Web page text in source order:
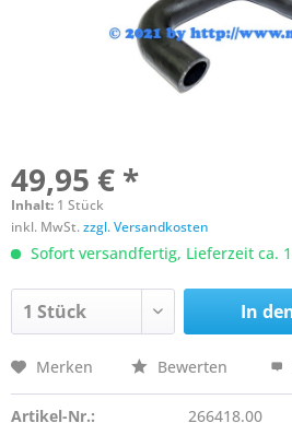
49,95 € *
Inhalt: 1 Stück
inkl. MwSt.zzgl. Versandkosten
Sofort versandfertig, Lieferzeit ca.
In
Merken Bewerten
Artikel-Nr.: 266418.00